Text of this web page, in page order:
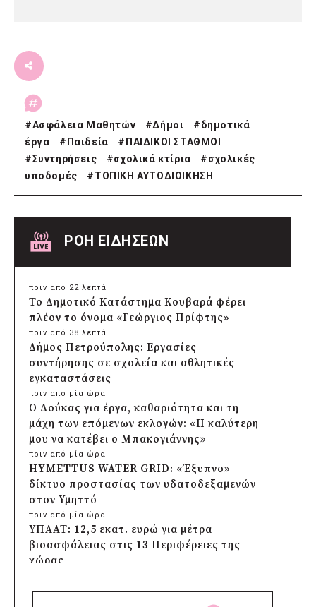
#Ασφάλεια Μαθητών #Δήμοι #δημοτικά
έργα
# Παιδεία # ΠΑΙΔΙΚΟΙ ΣΤΑΘΜΟΙ
#Συντηρήσεις #σχολικά κτίρια #σχολικές
υποδομές
#ΤΟΠΙΚΗ ΑΥΤΟΔΙΟΙΚΗΣΗ
ΡΟΗ ΕΙΔΗΣΕΩΝ
πριν από 22 λεπτά
Το Δημοτικό Κατάστημα Κουβαρά φέρει
πλέον το όνομα «Γεώργιος Πρίφτης»
πριν από 38 λεπτά
Δήμος Πετρούπολης: Εργασίες
συντήρησης σε σχολεία και αθλητικές
εγκαταστάσεις
πριν από μία ώρα
Ο Δούκας για έργα, καθαριότητα και τη
μάχη των επόμενων εκλογών: «Η καλύτερη
μου να κατέβει ο Μπακογιάννης»
πριν από μία ώρα
HYMETTUS WATER GRID: «Έξυπνο»
δίκτυο προστασίας των υδατοδεξαμενών
στον Υμηττό
πριν από μία ώρα
ΥΠΑΑΤ: 12,5 εκατ. ευρώ για μέτρα
βιοασφάλειας στις 13 Περιφέρειες της
χώρας
Πρέσπεια 2026: Έξι ημέρες πολιτισμού,